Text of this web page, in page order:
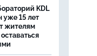
KDL
уже 15 лет
жителям